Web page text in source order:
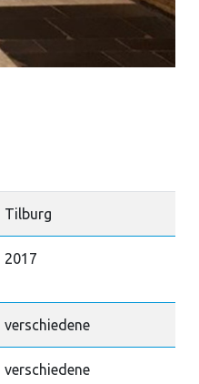
Tilburg
2017
verschiedene
verschiedene